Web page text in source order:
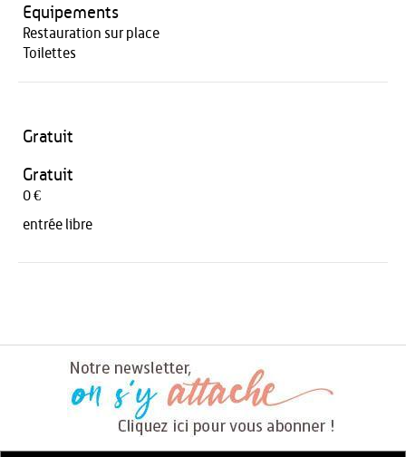
Equipements
Restauration sur place
Toilettes
Gratuit
Gratuit
0 €
entrée libre